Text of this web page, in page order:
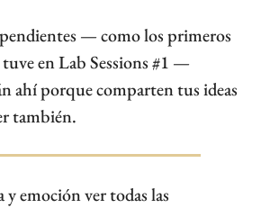
— como los primeros
en Lab Sessions #1 —
ahí porque comparten tus ideas
también.
y emoción ver todas las